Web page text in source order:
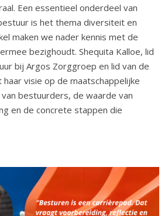
Een essentieel onderdeel van
is het thema diversiteit en
maken we nader kennis met de
bezighoudt. Shequita Kalloe, lid
bij Argos Zorggroep en lid van de
visie op de maatschappelijke
bestuurders, de waarde van
en de concrete stappen die